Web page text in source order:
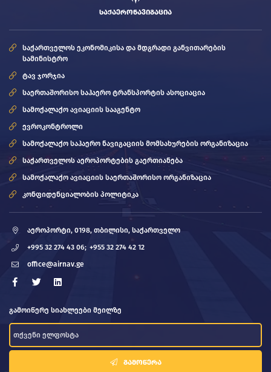
ᲡᲐᲥᲐᲔᲠᲝᲜᲐᲕᲘᲒᲐᲪᲘᲐ
საქართველოს ეკონომიკისა და მდგრადი განვითარების
სამინისტრო
ტავ ჯორჯია
საერთაშორისო საჰაერო ტრანსპორტის ასოციაცია
სამოქალაქო ავიაციის სააგენტო
ევროკონტროლი
სამოქალაქო საჰაერო ნავიგაციის მომსახურების ორგანიზაცია
საქართველოს აეროპორტების გაერთიანება
სამოქალაქო ავიაციის საერთაშორისო ორგანიზაცია
კონფიდენციალობის პოლიტიკა
აეროპორტი, 0198, თბილისი, საქართველო
+995 32 274 43 06; +955 32 274 42 12
office@airnav.ge
გამოიწერე სიახლეები მეილზე
ᲒᲐᲛᲝᲬᲔᲠᲐ